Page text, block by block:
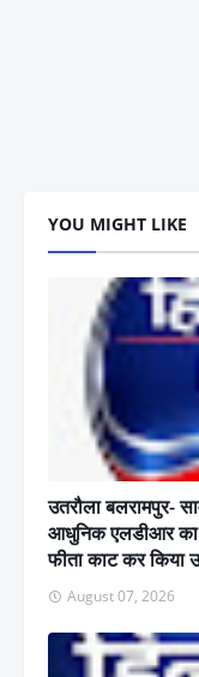
YOU MIGHT LIKE
उतरौला बलरामपुर-
आधुनिक एलडीआर का
फीता काट कर किया
August 07, 2026